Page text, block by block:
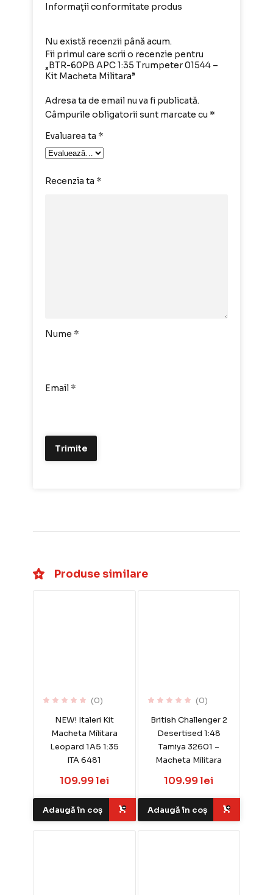
Informații conformitate produs
Nu există recenzii până acum.
Fii primul care scrii o recenzie pentru
„BTR-60PB APC 1:35 Trumpeter 01544 –
Kit Macheta Militara”
Adresa ta de email nu va fi publicată.
Câmpurile obligatorii sunt marcate cu *
Evaluarea ta *
Recenzia ta *
Nume *
Email *
Produse similare
(0)
NEW! Italeri Kit
Macheta Militara
Leopard 1A5 1:35
ITA 6481
109.99 lei
Adaugă în coș
(0)
British Challenger 2
Desertised 1:48
Tamiya 32601 –
Macheta Militara
109.99 lei
Adaugă în coș